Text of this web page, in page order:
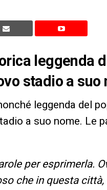
leggenda
stadio a suo
leggenda del
a suo nome. Le
per esprimerla.
che in questa